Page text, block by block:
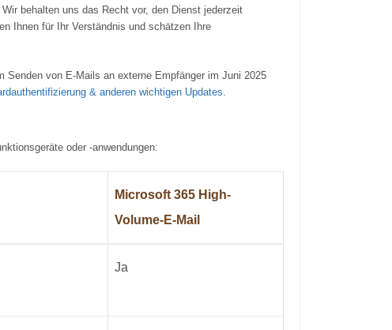
behalten uns das Recht vor, den Dienst jederzeit
Ihnen für Ihr Verständnis und schätzen Ihre
von E-Mails an externe Empfänger im Juni 2025
& anderen wichtigen Updates
oder -anwendungen:
Microsoft 365 High-
Volume-E-Mail
Ja